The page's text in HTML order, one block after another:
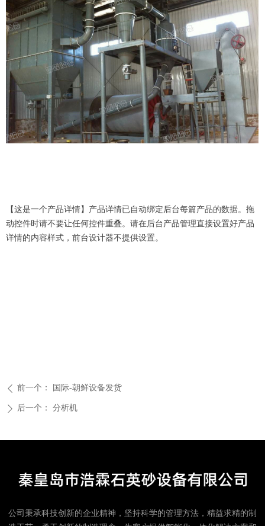
【这是一个产品详情】产品详情已自动绑定后台每篇产品的数据。拖
动控件时请不要让任何控件重叠。请在后台产品管理直接设置好产品
详情的内容样式，前台设计器不提供设置。
ꄴ 前一个： 国际-朝鲜设备发货
ꄲ 后一个： 分析机
公司秉承科技创新的企业精神，坚持科学的管理方法，精益求精的制